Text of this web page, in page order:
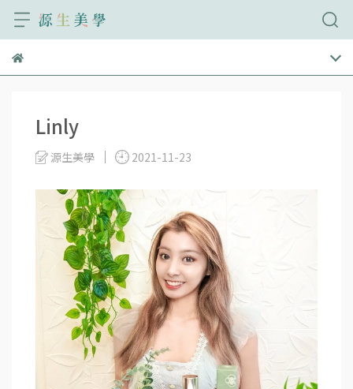
Linly
源生美學 2021-11-23